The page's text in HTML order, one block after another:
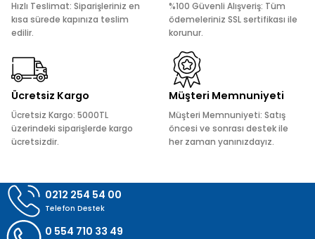
Ürün bilgilerinde hatalar bulunuyor.
Ürün fiyatı diğer sitelerden daha pahalı.
Bu ürüne benzer farklı alternatifler olmalı.
Hızlı Teslimat: Siparişleriniz en
kısa sürede kapınıza teslim
edilir.
%100 Güvenli Alışveriş: Tüm
ödemeleriniz SSL sertifikası ile
korunur.
Ücretsiz Kargo
Ücretsiz Kargo: 5000TL
üzerindeki siparişlerde kargo
ücretsizdir.
Müşteri Memnuniyeti
Müşteri Memnuniyeti: Satış
öncesi ve sonrası destek ile
her zaman yanınızdayız.
0212 254 54 00
Telefon Destek
0 554 710 33 49